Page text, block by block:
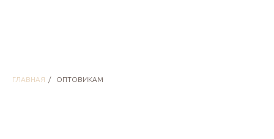
ГЛАВНАЯ / ОПТОВИКАМ